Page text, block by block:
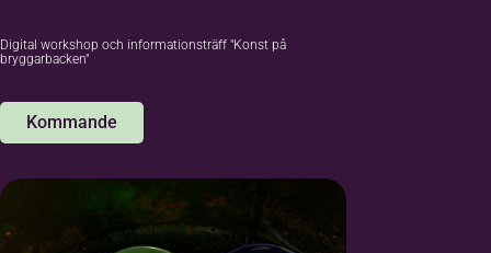
Digital workshop och informationsträff "Konst på
bryggarbacken"
Kommande